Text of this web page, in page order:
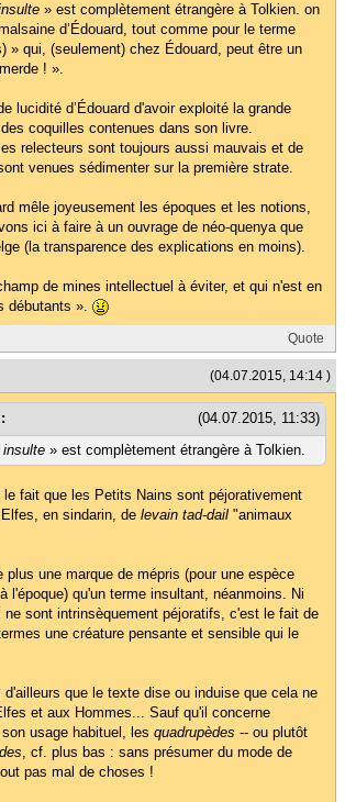
» est complètement étrangère à Tolkien. on
d’Édouard, tout comme pour le terme
» qui, (seulement) chez Édouard, peut être un
! ».
lucidité d’Édouard d'avoir exploité la grande
coquilles contenues dans son livre.
relecteurs sont toujours aussi mauvais et de
venues sédimenter sur la première strate.
mêle joyeusement les époques et les notions,
ici à faire à un ouvrage de néo-quenya que
(la transparence des explications en moins).
de mines intellectuel à éviter, et qui n'est en
débutants ».
Quote
(04.07.2015, 14:14 )
(04.07.2015, 11:33)
insulte » est complètement étrangère à Tolkien.
le fait que les Petits Nains sont péjorativement
en sindarin, de levain tad-dail "animaux
plus une marque de mépris (pour une espèce
l'époque) qu'un terme insultant, néanmoins. Ni
sont intrinsèquement péjoratifs, c'est le fait de
une créature pensante et sensible qui le
d'ailleurs que le texte dise ou induise que cela ne
et aux Hommes... Sauf qu'il concerne
usage habituel, les quadrupèdes -- ou plutôt
, cf. plus bas : sans présumer du mode de
pas mal de choses !